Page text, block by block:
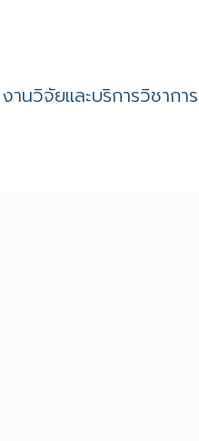
งานวิจัยและบริการวิชาการ